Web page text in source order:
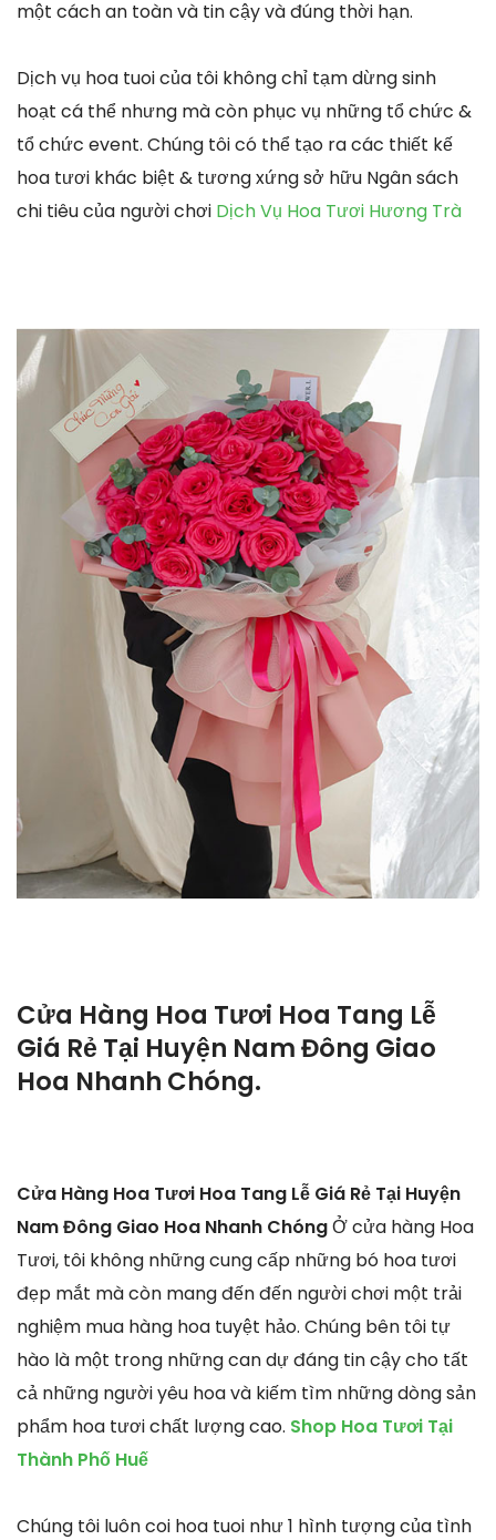
một cách an toàn và tin cậy và đúng thời hạn.
Dịch vụ hoa tuoi của tôi không chỉ tạm dừng sinh
hoạt cá thể nhưng mà còn phục vụ những tổ chức &
tổ chức event. Chúng tôi có thể tạo ra các thiết kế
hoa tươi khác biệt & tương xứng sở hữu Ngân sách
chi tiêu của người chơi Dịch Vụ Hoa Tươi Hương Trà
Cửa Hàng Hoa Tươi Hoa Tang Lễ
Giá Rẻ Tại Huyện Nam Đông Giao
Hoa Nhanh Chóng.
Cửa Hàng Hoa Tươi Hoa Tang Lễ Giá Rẻ Tại Huyện
Nam Đông Giao Hoa Nhanh ChóngỞ cửa hàng Hoa
Tươi, tôi không những cung cấp những bó hoa tươi
đẹp mắt mà còn mang đến đến người chơi một trải
nghiệm mua hàng hoa tuyệt hảo. Chúng bên tôi tự
hào là một trong những can dự đáng tin cậy cho tất
cả những người yêu hoa và kiếm tìm những dòng sản
phẩm hoa tươi chất lượng cao. Shop Hoa Tươi Tại
Thành Phố Huế
Chúng tôi luôn coi hoa tuoi như 1 hình tượng của tình